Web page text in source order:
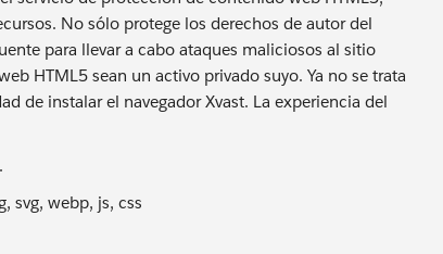
No sólo protege los derechos de autor del
para llevar a cabo ataques maliciosos al sitio
HTML5 sean un activo privado suyo. Ya no se trata
de instalar el navegador Xvast. La experiencia del
svg, webp, js, css